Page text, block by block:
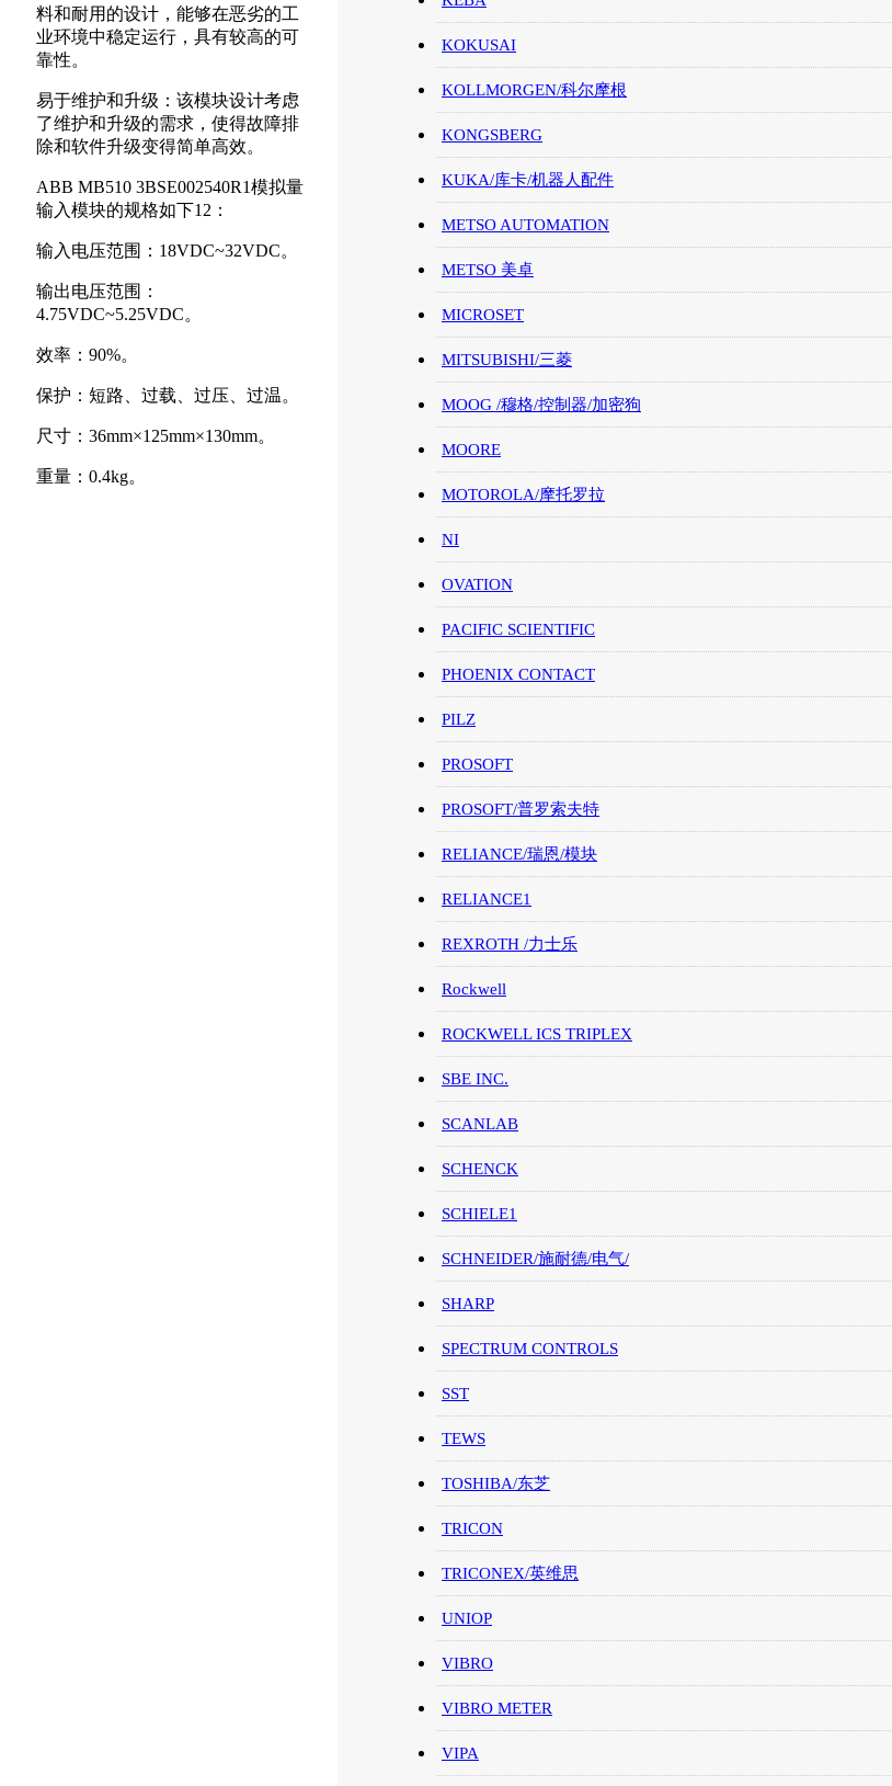
料和耐用的设计，能够在恶劣的工
业环境中稳定运行，具有较高的可
靠性。
易于维护和升级：该模块设计考虑
了维护和升级的需求，使得故障排
除和软件升级变得简单高效。
ABB MB510 3BSE002540R1模拟量
输入模块的规格如下12：
输入电压范围：18VDC~32VDC。
输出电压范围：
4.75VDC~5.25VDC。
效率：90%。
保护：短路、过载、过压、过温。
尺寸：36mm×125mm×130mm。
重量：0.4kg。
KOKUSAI
KOLLMORGEN/科尔摩根
KONGSBERG
KUKA/库卡/机器人配件
METSO AUTOMATION
METSO 美卓
MICROSET
MITSUBISHI/三菱
MOOG /穆格/控制器/加密狗
MOORE
MOTOROLA/摩托罗拉
NI
OVATION
PACIFIC SCIENTIFIC
PHOENIX CONTACT
PILZ
PROSOFT
PROSOFT/普罗索夫特
RELIANCE/瑞恩/模块
RELIANCE1
REXROTH /力士乐
Rockwell
ROCKWELL ICS TRIPLEX
SBE INC.
SCANLAB
SCHENCK
SCHIELE1
SCHNEIDER/施耐德/电气/
SHARP
SPECTRUM CONTROLS
SST
TEWS
TOSHIBA/东芝
TRICON
TRICONEX/英维思
UNIOP
VIBRO
VIBRO METER
VIPA